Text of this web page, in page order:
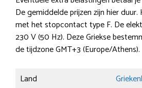
De gemiddelde prijzen zijn hier
met het stopcontact type F. De
230 V (50 Hz). Deze Griekse
de tijdzone GMT+3 (Europe/Athens).
Land